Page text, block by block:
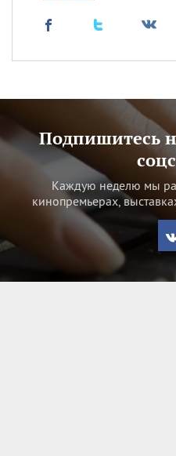
Подпишитесь
Каждую неделю мы
кинопремьерах,